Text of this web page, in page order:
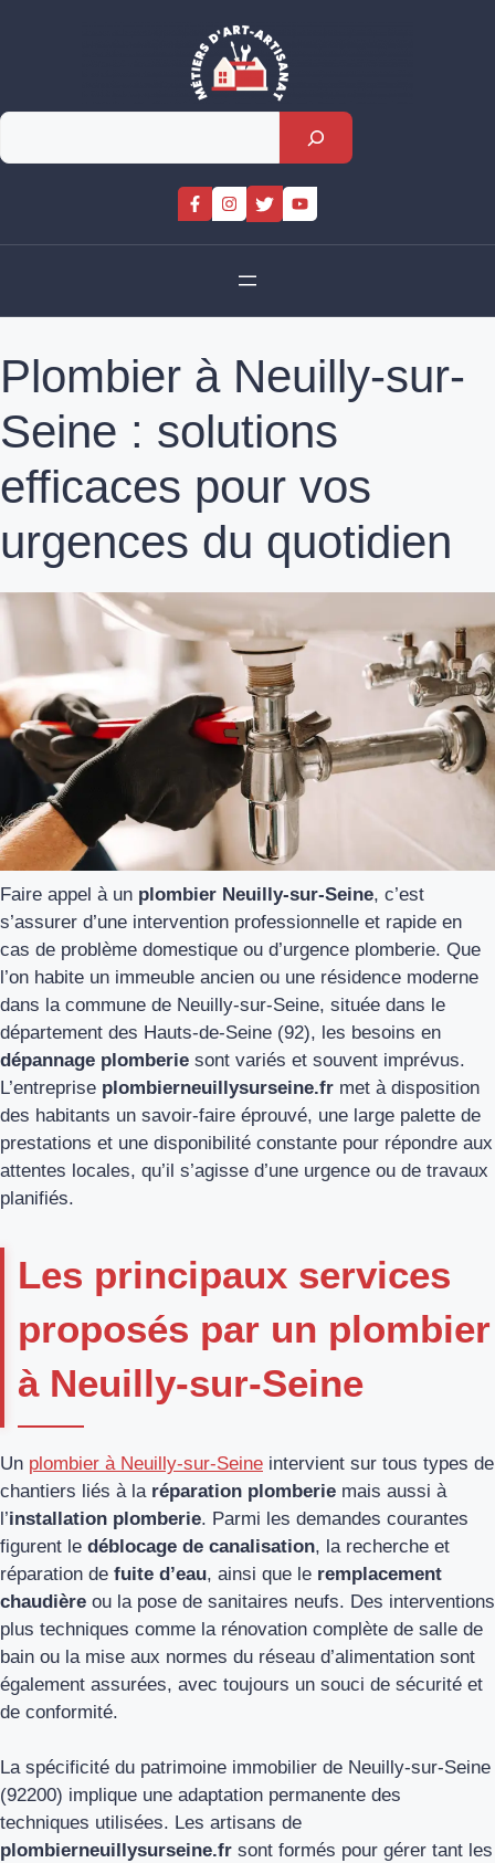
Rechercher
Plombier à Neuilly-sur-
Seine : solutions
efficaces pour vos
urgences du quotidien
Faire appel à un plombier Neuilly-sur-Seine, c’est
s’assurer d’une intervention professionnelle et rapide en
cas de problème domestique ou d’urgence plomberie. Que
l’on habite un immeuble ancien ou une résidence moderne
dans la commune de Neuilly-sur-Seine, située dans le
département des Hauts-de-Seine (92), les besoins en
dépannage plomberie sont variés et souvent imprévus.
L’entreprise plombierneuillysurseine.fr met à disposition
des habitants un savoir-faire éprouvé, une large palette de
prestations et une disponibilité constante pour répondre aux
attentes locales, qu’il s’agisse d’une urgence ou de travaux
planifiés.
Les principaux services
proposés par un plombier
à Neuilly-sur-Seine
Un plombier à Neuilly-sur-Seine intervient sur tous types de
chantiers liés à la réparation plomberie mais aussi à
l’installation plomberie. Parmi les demandes courantes
figurent le déblocage de canalisation, la recherche et
réparation de fuite d’eau, ainsi que le remplacement
chaudière ou la pose de sanitaires neufs. Des interventions
plus techniques comme la rénovation complète de salle de
bain ou la mise aux normes du réseau d’alimentation sont
également assurées, avec toujours un souci de sécurité et
de conformité.
La spécificité du patrimoine immobilier de Neuilly-sur-Seine
(92200) implique une adaptation permanente des
techniques utilisées. Les artisans de
plombierneuillysurseine.fr sont formés pour gérer tant les